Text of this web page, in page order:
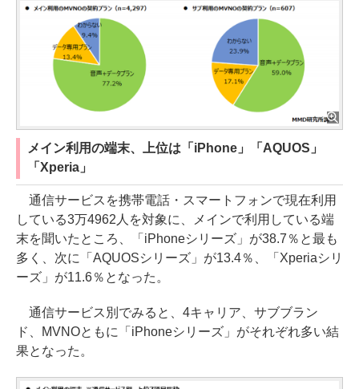
メイン利用の端末、上位は「iPhone」「AQUOS」
「Xperia」
通信サービスを携帯電話・スマートフォンで現在利用
している3万4962人を対象に、メインで利用している端
末を聞いたところ、「iPhoneシリーズ」が38.7％と最も
多く、次に「AQUOSシリーズ」が13.4％、「Xperiaシリ
ーズ」が11.6％となった。
通信サービス別でみると、4キャリア、サブブラン
ド、MVNOともに「iPhoneシリーズ」がそれぞれ多い結
果となった。